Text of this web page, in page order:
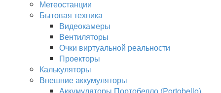
Метеостанции
Бытовая техника
Видеокамеры
Вентиляторы
Очки виртуальной реальности
Проекторы
Калькуляторы
Внешние аккумуляторы